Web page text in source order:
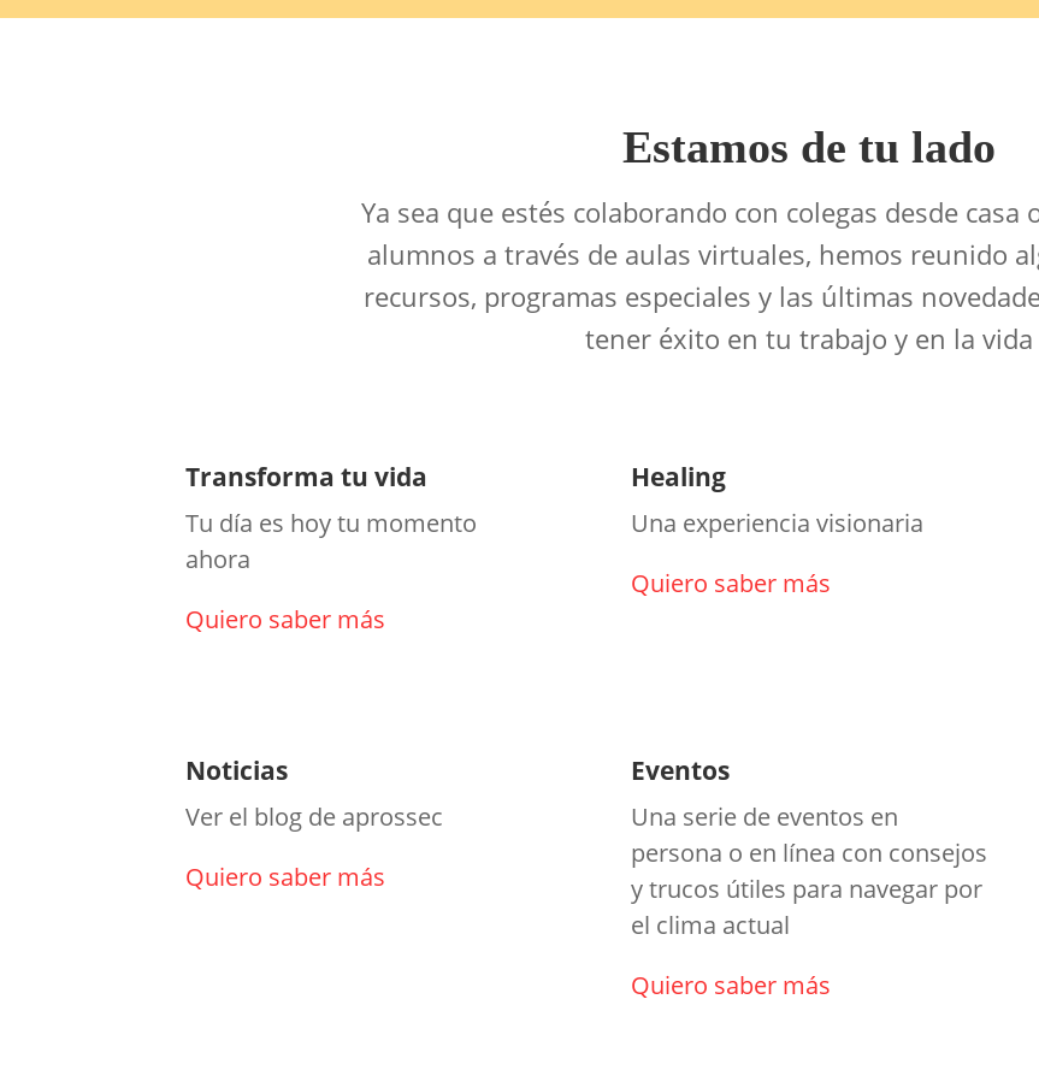
Estamos de tu lado
Ya sea que estés colaborando con colegas desde casa
alumnos a través de aulas virtuales, hemos reunido
recursos, programas especiales y las últimas
tener éxito en tu trabajo y en la vida
Transforma tu vida
Tu día es hoy tu momento
ahora
Quiero saber más
Healing
Una experiencia visionaria
Quiero saber más
Noticias
Ver el blog de aprossec
Quiero saber más
Eventos
Una serie de eventos en
persona o en línea con consejos
y trucos útiles para navegar por
el clima actual
Quiero saber más